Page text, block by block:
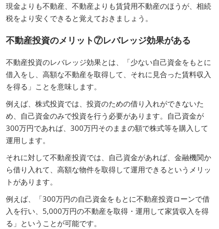
現金よりも不動産、不動産よりも賃貸用不動産のほうが、相続
税をより安くできると覚えておきましょう。
不動産投資のメリット⑦レバレッジ効果がある
不動産投資のレバレッジ効果とは、「少ない自己資金をもとに
借入をし、高額な不動産を取得して、それに見合った賃料収入
を得る」ことを意味します。
例えば、株式投資では、投資のための借り入れができないた
め、自己資金のみで投資を行う必要があります。自己資金が
300万円であれば、300万円そのままの額で株式等を購入して
運用します。
それに対して不動産投資では、自己資金があれば、金融機関か
ら借り入れて、高額な物件を取得して運用できるというメリッ
トがあります。
例えば、「300万円の自己資金をもとに不動産投資ローンで借
入を行い、5,000万円の不動産を取得・運用して家賃収入を得
る」ということが可能です。